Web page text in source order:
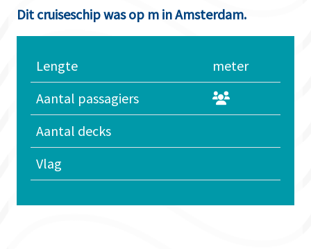
Dit cruiseschip was op m in Amsterdam.
Lengte
meter
Aantal passagiers
Aantal decks
Vlag